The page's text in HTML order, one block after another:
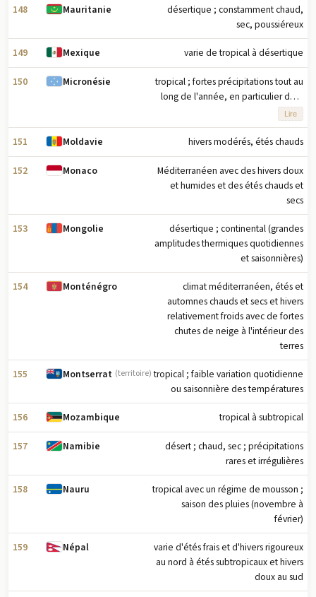
148 Mauritanie
désertique ; constamment chaud,
sec, poussiéreux
149 Mexique varie de tropical à désertique
150 Micronésie
tropical ; fortes précipitations tout au
long de l'année, en particulier dans
les îles orientales ; situé sur le bord
sud de la ceinture des typhons avec
des dommages parfois graves
Lire
151 Moldavie hivers modérés, étés chauds
152 Monaco
Méditerranéen avec des hivers doux
et humides et des étés chauds et
secs
153 Mongolie
désertique ; continental (grandes
amplitudes thermiques quotidiennes
et saisonnières)
154 Monténégro
climat méditerranéen, étés et
automnes chauds et secs et hivers
relativement froids avec de fortes
chutes de neige à l'intérieur des
terres
155 Montserrat (territoire) tropical ; faible variation quotidienne
ou saisonnière des températures
156 Mozambique tropical à subtropical
157 Namibie
désert ; chaud, sec ; précipitations
rares et irrégulières
158 Nauru
tropical avec un régime de mousson ;
saison des pluies (novembre à
février)
159 Népal
varie d'étés frais et d'hivers rigoureux
au nord à étés subtropicaux et hivers
doux au sud